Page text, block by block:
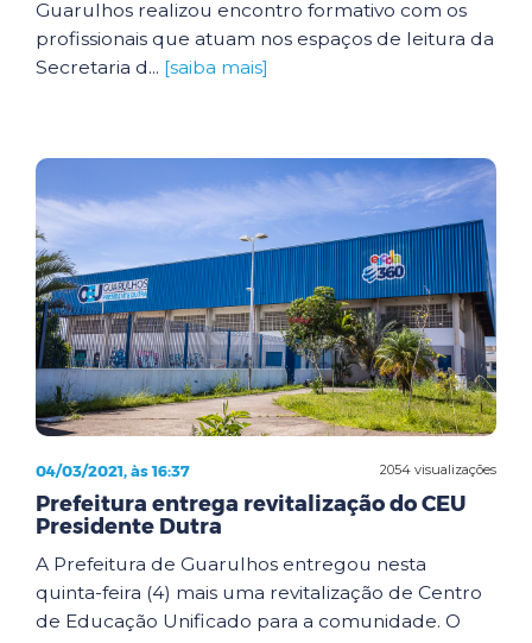
Guarulhos realizou encontro formativo com os
profissionais que atuam nos espaços de leitura da
Secretaria d... [saiba mais]
2054 visualizações
04/03/2021, às 16:37
Prefeitura entrega revitalização do CEU
Presidente Dutra
A Prefeitura de Guarulhos entregou nesta
quinta-feira (4) mais uma revitalização de Centro
de Educação Unificado para a comunidade. O